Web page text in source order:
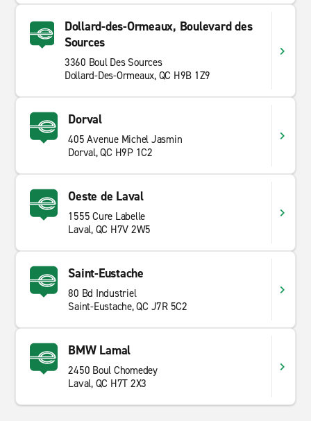
Dollard-des-Ormeaux, Boulevard des
Sources
3360 Boul Des Sources
Dollard-Des-Ormeaux, QC H9B 1Z9
Dorval
405 Avenue Michel Jasmin
Dorval, QC H9P 1C2
Oeste de Laval
1555 Cure Labelle
Laval, QC H7V 2W5
Saint-Eustache
80 Bd Industriel
Saint-Eustache, QC J7R 5C2
BMW Lamal
2450 Boul Chomedey
Laval, QC H7T 2X3